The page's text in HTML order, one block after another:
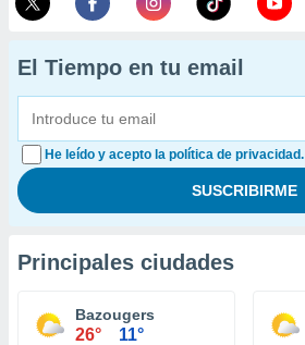
El Tiempo en tu email
He leído y acepto la política de privacidad.
Principales ciudades
Bazougers
26° 11°